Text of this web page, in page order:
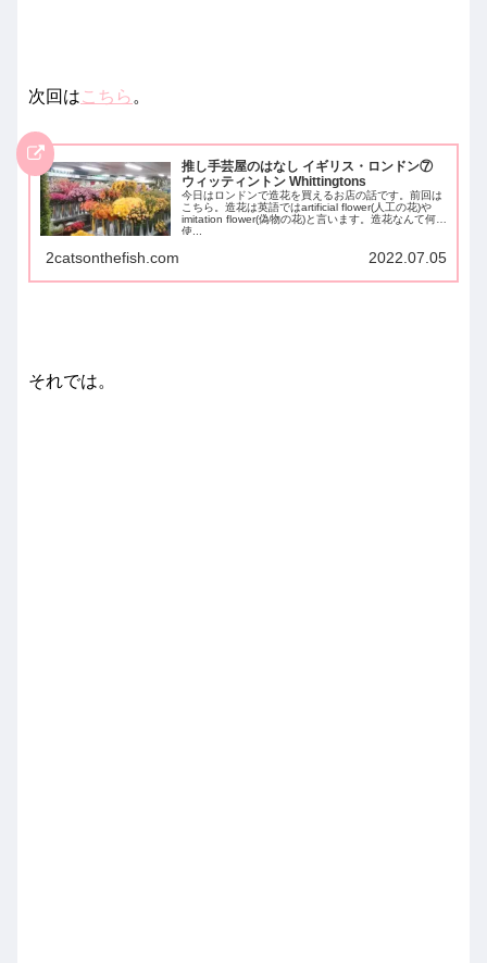
次回はこちら。
推し手芸屋のはなし イギリス・ロンドン⑦
ウィッティントン Whittingtons
今日はロンドンで造花を買えるお店の話です。前回は
こちら。造花は英語ではartificial flower(人工の花)や
imitation flower(偽物の花)と言います。造花なんて何に
使...
2catsonthefish.com 2022.07.05
それでは。